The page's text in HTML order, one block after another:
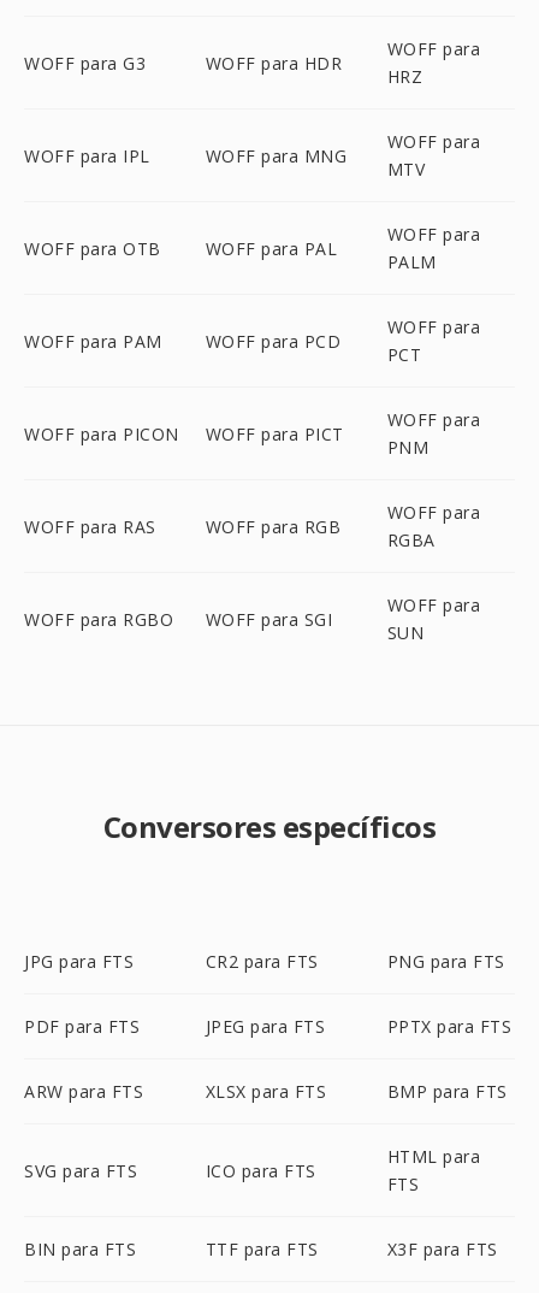
WOFF para G3 WOFF para HDR
WOFF para
HRZ
WOFF para IPL WOFF para MNG
WOFF para
MTV
WOFF para OTB WOFF para PAL
WOFF para
PALM
WOFF para PAM WOFF para PCD
WOFF para
PCT
WOFF para PICON WOFF para PICT
WOFF para
PNM
WOFF para RAS WOFF para RGB
WOFF para
RGBA
WOFF para RGBO WOFF para SGI
WOFF para
SUN
Conversores específicos
JPG para FTS CR2 para FTS PNG para FTS
PDF para FTS JPEG para FTS PPTX para FTS
ARW para FTS XLSX para FTS BMP para FTS
SVG para FTS ICO para FTS
HTML para
FTS
BIN para FTS TTF para FTS X3F para FTS